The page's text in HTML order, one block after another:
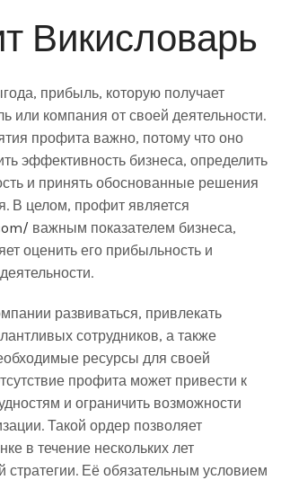
Викисловарь
прибыль, которую получает
или компания от своей деятельности.
профита важно, потому что оно
эффективность бизнеса, определить
и принять обоснованные решения
В целом, профит является
важным показателем бизнеса,
оценить его прибыльность и
развиваться, привлекать
сотрудников, а также
ресурсы для своей
профита может привести к
и ограничить возможности
Такой ордер позволяет
в течение нескольких лет
стратегии. Её обязательным условием